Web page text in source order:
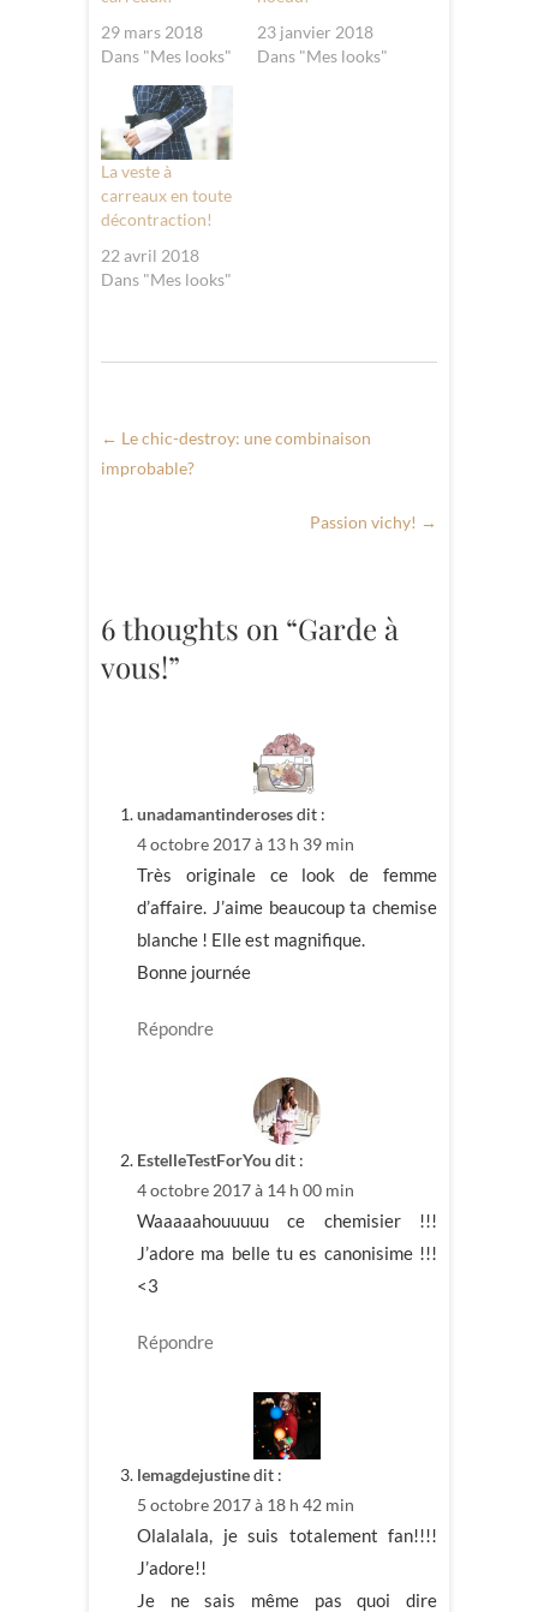
29 mars 2018
Dans "Mes looks"
23 janvier 2018
Dans "Mes looks"
La veste à
carreaux en toute
décontraction!
22 avril 2018
Dans "Mes looks"
← Le chic-destroy: une combinaison
improbable?
Passion vichy! →
6 thoughts on “Garde à
vous!”
unadamantinderosesdit :
4 octobre 2017 à 13 h 39 min
Très originale ce look de femme
d’affaire. J’aime beaucoup ta chemise
blanche ! Elle est magnifique.
Bonne journée
Répondre
EstelleTestForYou dit :
4 octobre 2017 à 14 h 00 min
Waaaaahouuuuu ce chemisier !!!
J’adore ma belle tu es canonisime !!!
<3
Répondre
lemagdejustinedit :
5 octobre 2017 à 18 h 42 min
Olalalala, je suis totalement fan!!!!
J’adore!!
Je ne sais même pas quoi dire